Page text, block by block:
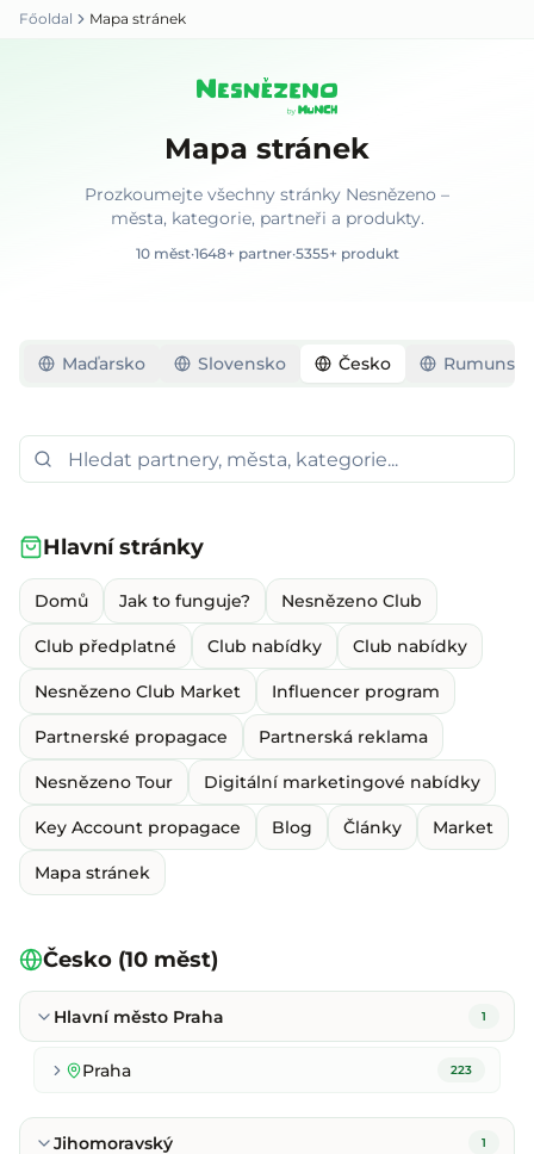
Főoldal Mapa stránek
Mapa stránek
Prozkoumejte všechny stránky Nesnězeno –
města, kategorie, partneři a produkty.
10 měst·1648+ partner·5355+ produkt
Maďarsko Slovensko Česko
Hlavní stránky
Domů Jak to funguje? Nesnězeno Club
Club předplatné Club nabídky Club nabídky
Nesnězeno Club Market Influencer program
Partnerské propagace Partnerská reklama
Nesnězeno Tour Digitální marketingové nabídky
Key Account propagace Blog Články Market
Mapa stránek
Česko (10 měst)
Hlavní město Praha 1
Praha 223
Jihomoravský 1